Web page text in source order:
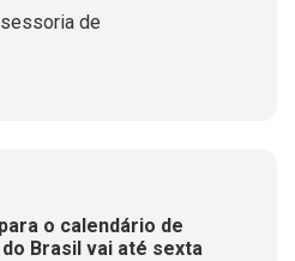
de
o calendário de
Brasil vai até sexta